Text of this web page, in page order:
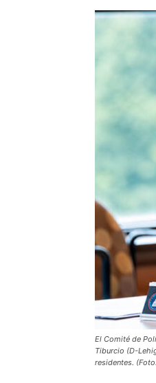
El Comité de
Tiburcio (D-
residentes.